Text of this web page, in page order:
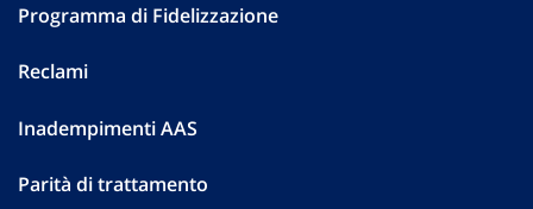
Programma di Fidelizzazione
Reclami
Inadempimenti AAS
Parità di trattamento